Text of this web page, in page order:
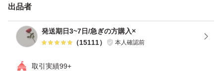
出品者
発送期日3~7日/急ぎの方購入×
（15111） 本人確認前
取引実績99+